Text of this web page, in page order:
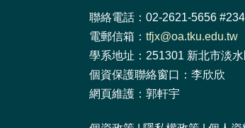
聯絡電話：02-2621-5656
電郵信箱： tfjx@oa.tku.edu.tw
學系地址：251301 新北市淡
個資保護聯絡窗口：李欣欣
網頁維護：郭軒宇